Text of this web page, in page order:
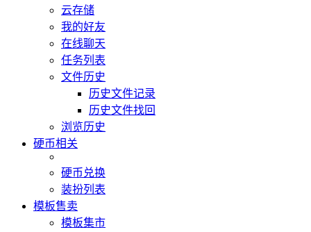
云存储
我的好友
在线聊天
任务列表
文件历史
历史文件记录
历史文件找回
浏览历史
硬币相关
硬币兑换
装扮列表
模板售卖
模板集市